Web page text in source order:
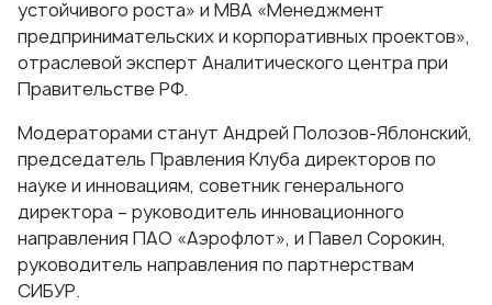
устойчивого роста» и MBA «Менеджмент
предпринимательских и корпоративных проектов»,
отраслевой эксперт Аналитического центра при
Правительстве РФ.
Модераторами станут Андрей Полозов-Яблонский,
председатель Правления Клуба директоров по
науке и инновациям, советник генерального
директора – руководитель инновационного
направления ПАО «Аэрофлот», и Павел Сорокин,
руководитель направления по партнерствам
СИБУР.